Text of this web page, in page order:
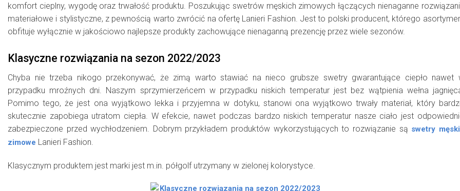
komfort cieplny, wygodę oraz trwałość produktu. Poszukując swetrów męskich zimowych łączących nienaganne
materiałowe i stylistyczne, z pewnością warto zwrócić na ofertę Lanieri Fashion. Jest to polski producent, którego
obfituje wyłącznie w jakościowo najlepsze produkty zachowujące nienaganną prezencję przez wiele sezonów.
Klasyczne rozwiązania na sezon 2022/2023
Chyba nie trzeba nikogo przekonywać, że zimą warto stawiać na nieco grubsze swetry gwarantujące ciepło nawet
przypadku mroźnych dni. Naszym sprzymierzeńcem w przypadku niskich temperatur jest bez wątpienia wełna
Pomimo tego, że jest ona wyjątkowo lekka i przyjemna w dotyku, stanowi ona wyjątkowo trwały materiał, który
skutecznie zapobiega utratom ciepła. W efekcie, nawet podczas bardzo niskich temperatur nasze ciało jest
zabezpieczone przed wychłodzeniem. Dobrym przykładem produktów wykorzystujących to rozwiązanie są swetry
zimowe Lanieri Fashion.
Klasycznym produktem jest marki jest m.in. półgolf utrzymany w zielonej kolorystyce.